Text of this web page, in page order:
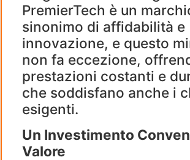
PremierTech è un
sinonimo di affidabilità e
innovazione, e questo
non fa eccezione,
prestazioni costanti e
che soddisfano anche i
esigenti.
Un Investimento
Valore